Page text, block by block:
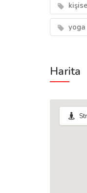
yoga
Harita